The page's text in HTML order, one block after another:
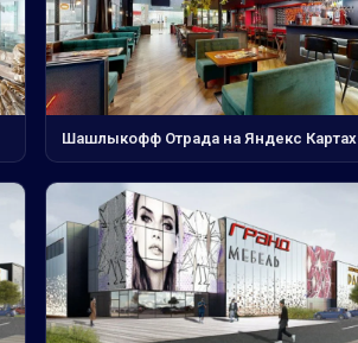
Шашлыкофф Отрада на Яндекс Картах